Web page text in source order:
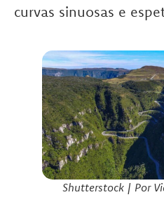
curvas sinuosas e
Shutterstock | Por